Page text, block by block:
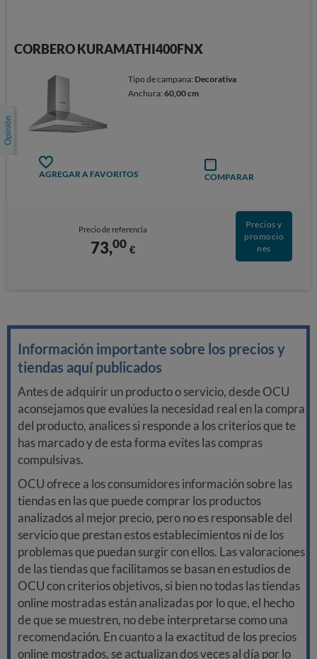
CORBERO KURAMATHI400FNX
Tipo de campana: Decorativa
Anchura:60,00 cm
AGREGAR A FAVORITOS COMPARAR
Precio de referencia
73,00 €
Precios y
promocio
nes
Información importante sobre los precios y
tiendas aquí publicados
Antes de adquirir un producto o servicio, desde OCU
aconsejamos que evalúes la necesidad real en la compra
del producto, analices si responde a los criterios que te
has marcado y de esta forma evites las compras
compulsivas.
OCU ofrece a los consumidores información sobre las
tiendas en las que puede comprar los productos
analizados al mejor precio, pero no es responsable del
servicio que prestan estos establecimientos ni de los
problemas que puedan surgir con ellos. Las valoraciones
de las tiendas que facilitamos se basan en estudios de
OCU con criterios objetivos, si bien no todas las tiendas
online mostradas están analizadas por lo que, el hecho
de que se muestren, no debe interpretarse como una
recomendación. En cuanto a la exactitud de los precios
online mostrados, se actualizan dos veces al día por lo